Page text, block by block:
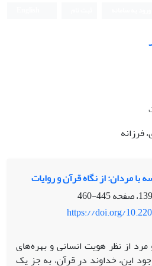
فرزانه
با مردان: از نگاه قرآن و روایات
445-460
https://doi.org/
مرد از نظر هویت انسانی و بهره‌های
این، خداوند در قرآن، به جز یک